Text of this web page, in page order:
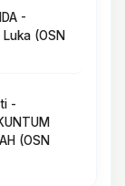
-
(OSN
-
(OSN